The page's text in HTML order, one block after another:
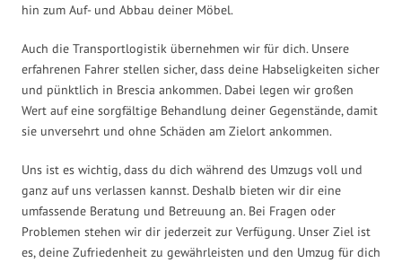
hin zum Auf- und Abbau deiner Möbel.
Auch die Transportlogistik übernehmen wir für dich. Unsere
erfahrenen Fahrer stellen sicher, dass deine Habseligkeiten sicher
und pünktlich in Brescia ankommen. Dabei legen wir großen
Wert auf eine sorgfältige Behandlung deiner Gegenstände, damit
sie unversehrt und ohne Schäden am Zielort ankommen.
Uns ist es wichtig, dass du dich während des Umzugs voll und
ganz auf uns verlassen kannst. Deshalb bieten wir dir eine
umfassende Beratung und Betreuung an. Bei Fragen oder
Problemen stehen wir dir jederzeit zur Verfügung. Unser Ziel ist
es, deine Zufriedenheit zu gewährleisten und den Umzug für dich